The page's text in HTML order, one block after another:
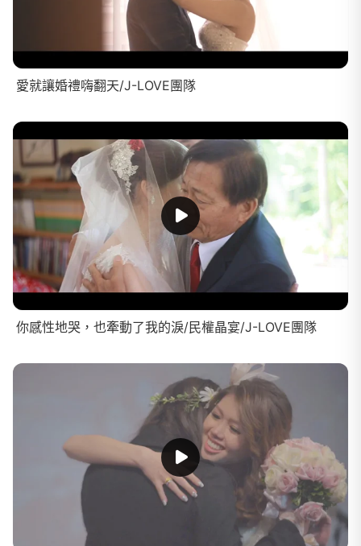
愛就讓婚禮嗨翻天/J-LOVE團隊
你感性地哭，也牽動了我的淚/民權晶宴/J-LOVE團隊